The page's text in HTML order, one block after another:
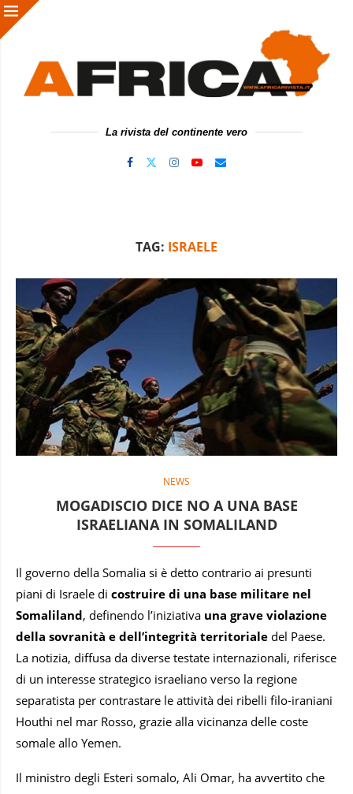
La rivista del continente vero
TAG: ISRAELE
NEWS
MOGADISCIO DICE NO A UNA BASE
ISRAELIANA IN SOMALILAND
Il governo della Somalia si è detto contrario ai presunti
piani di Israele di costruire di una base militare nel
Somaliland, definendo l’iniziativa una grave violazione
della sovranità e dell’integrità territoriale del Paese.
La notizia, diffusa da diverse testate internazionali, riferisce
di un interesse strategico israeliano verso la regione
separatista per contrastare le attività dei ribelli filo-iraniani
Houthi nel mar Rosso, grazie alla vicinanza delle coste
somale allo Yemen.
Il ministro degli Esteri somalo, Ali Omar, ha avvertito che